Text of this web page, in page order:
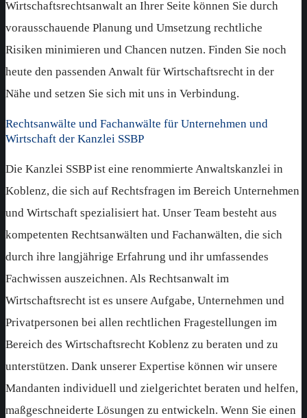
Wirtschaftsrechtsanwalt an Ihrer Seite können Sie durch
vorausschauende Planung und Umsetzung rechtliche
Risiken minimieren und Chancen nutzen. Finden Sie noch
heute den passenden Anwalt für Wirtschaftsrecht in der
Nähe und setzen Sie sich mit uns in Verbindung.
Rechtsanwälte und Fachanwälte für Unternehmen und
Wirtschaft der Kanzlei SSBP
Die Kanzlei SSBP ist eine renommierte Anwaltskanzlei in
Koblenz, die sich auf Rechtsfragen im Bereich Unternehmen
und Wirtschaft spezialisiert hat. Unser Team besteht aus
kompetenten Rechtsanwälten und Fachanwälten, die sich
durch ihre langjährige Erfahrung und ihr umfassendes
Fachwissen auszeichnen. Als Rechtsanwalt im
Wirtschaftsrecht ist es unsere Aufgabe, Unternehmen und
Privatpersonen bei allen rechtlichen Fragestellungen im
Bereich des Wirtschaftsrecht Koblenz zu beraten und zu
unterstützen. Dank unserer Expertise können wir unsere
Mandanten individuell und zielgerichtet beraten und helfen,
maßgeschneiderte Lösungen zu entwickeln. Wenn Sie einen